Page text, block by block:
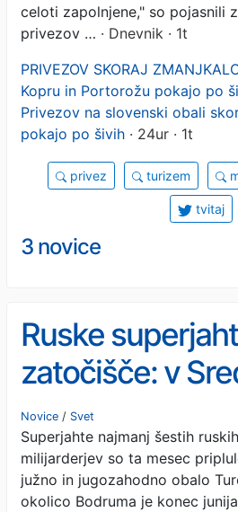
celoti zapolnjene," so pojasnili
privezov … · Dnevnik · 1t
PRIVEZOV SKORAJ
Kopru in Portorožu pokajo po
Privezov na slovenski obali
pokajo po šivih · 24ur · 1t
privez turizem
tvitaj
3 novice
Ruske
zatočišče: v
tudi Putinova
Novice / Svet
Superjahte najmanj šestih ruskih
milijarderjev so ta mesec
južno in jugozahodno obalo
okolico Bodruma je konec